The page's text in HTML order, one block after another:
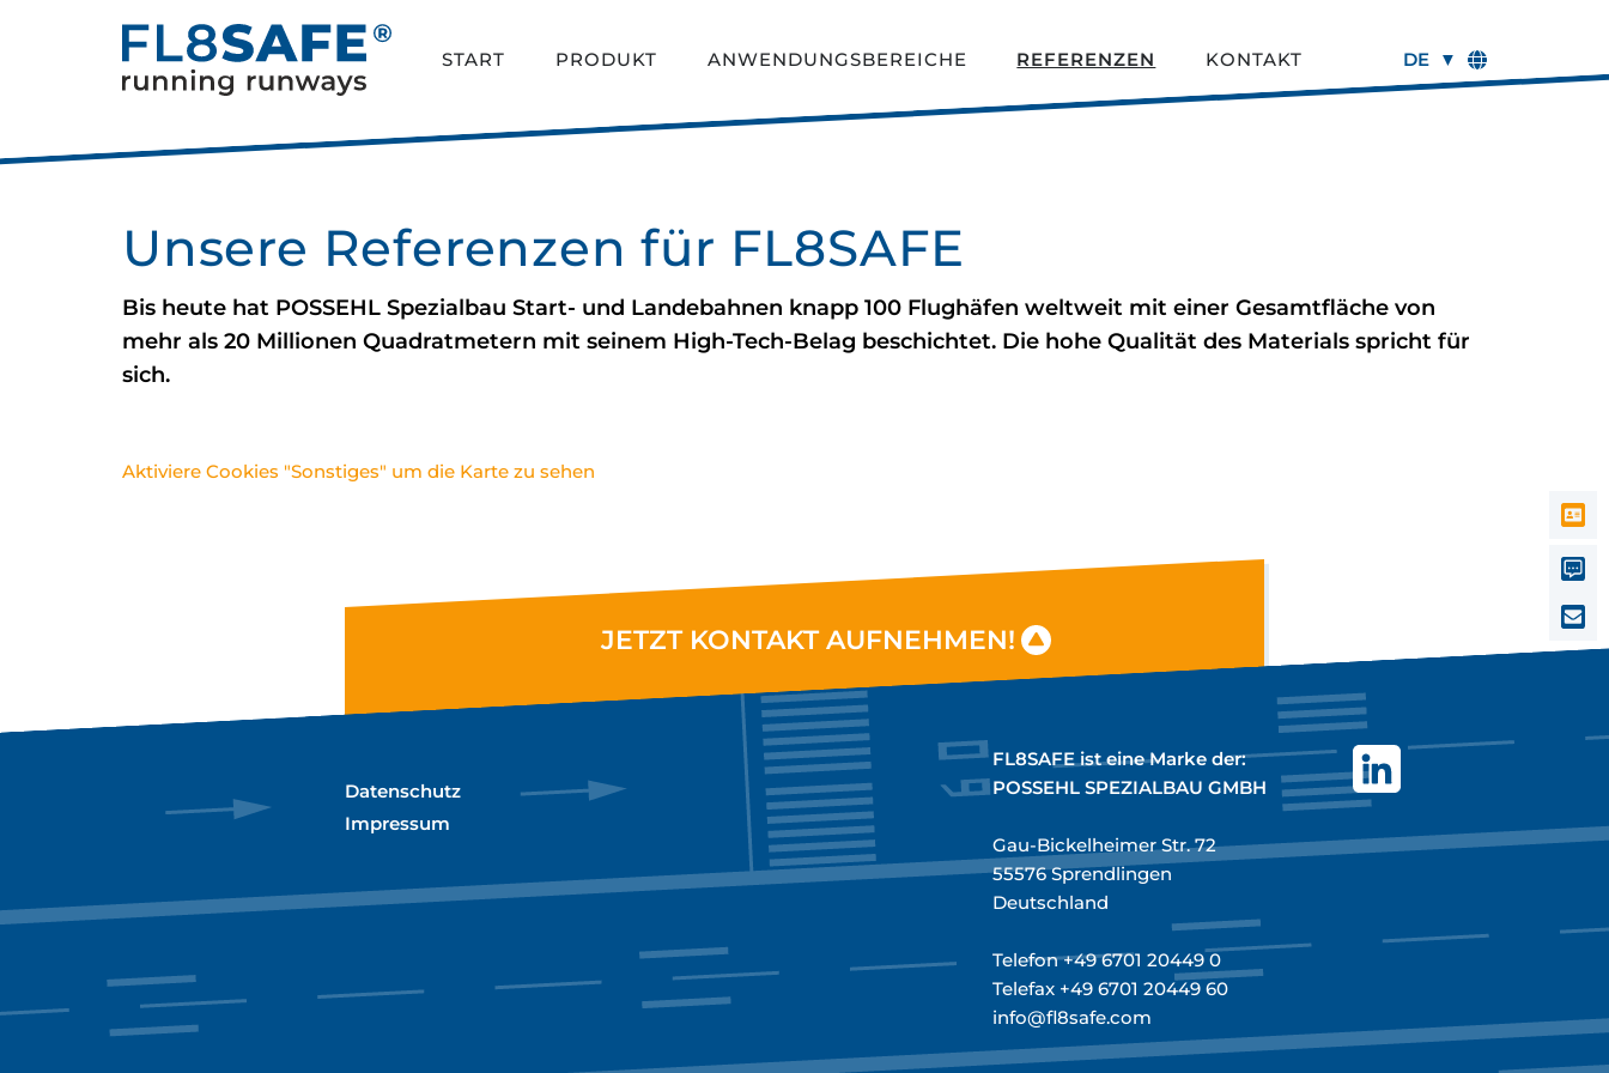
START PRODUKT ANWENDUNGSBEREICHE REFERENZEN KONTAKT DE
Unsere Referenzen für FL8SAFE
Bis heute hat POSSEHL Spezialbau Start- und Landebahnen knapp 100 Flughäfen weltweit mit einer Gesamtfläche von
mehr als 20 Millionen Quadratmetern mit seinem High-Tech-Belag beschichtet. Die hohe Qualität des Materials spricht für
sich.
Aktiviere Cookies "Sonstiges" um die Karte zu sehen
JETZT KONTAKT AUFNEHMEN!
Datenschutz
Impressum
FL8SAFE ist eine Marke der:
POSSEHL SPEZIALBAU GMBH
Gau-Bickelheimer Str. 72
55576 Sprendlingen
Deutschland
Telefon +49 6701 20449 0
Telefax +49 6701 20449 60
info@fl8safe.com